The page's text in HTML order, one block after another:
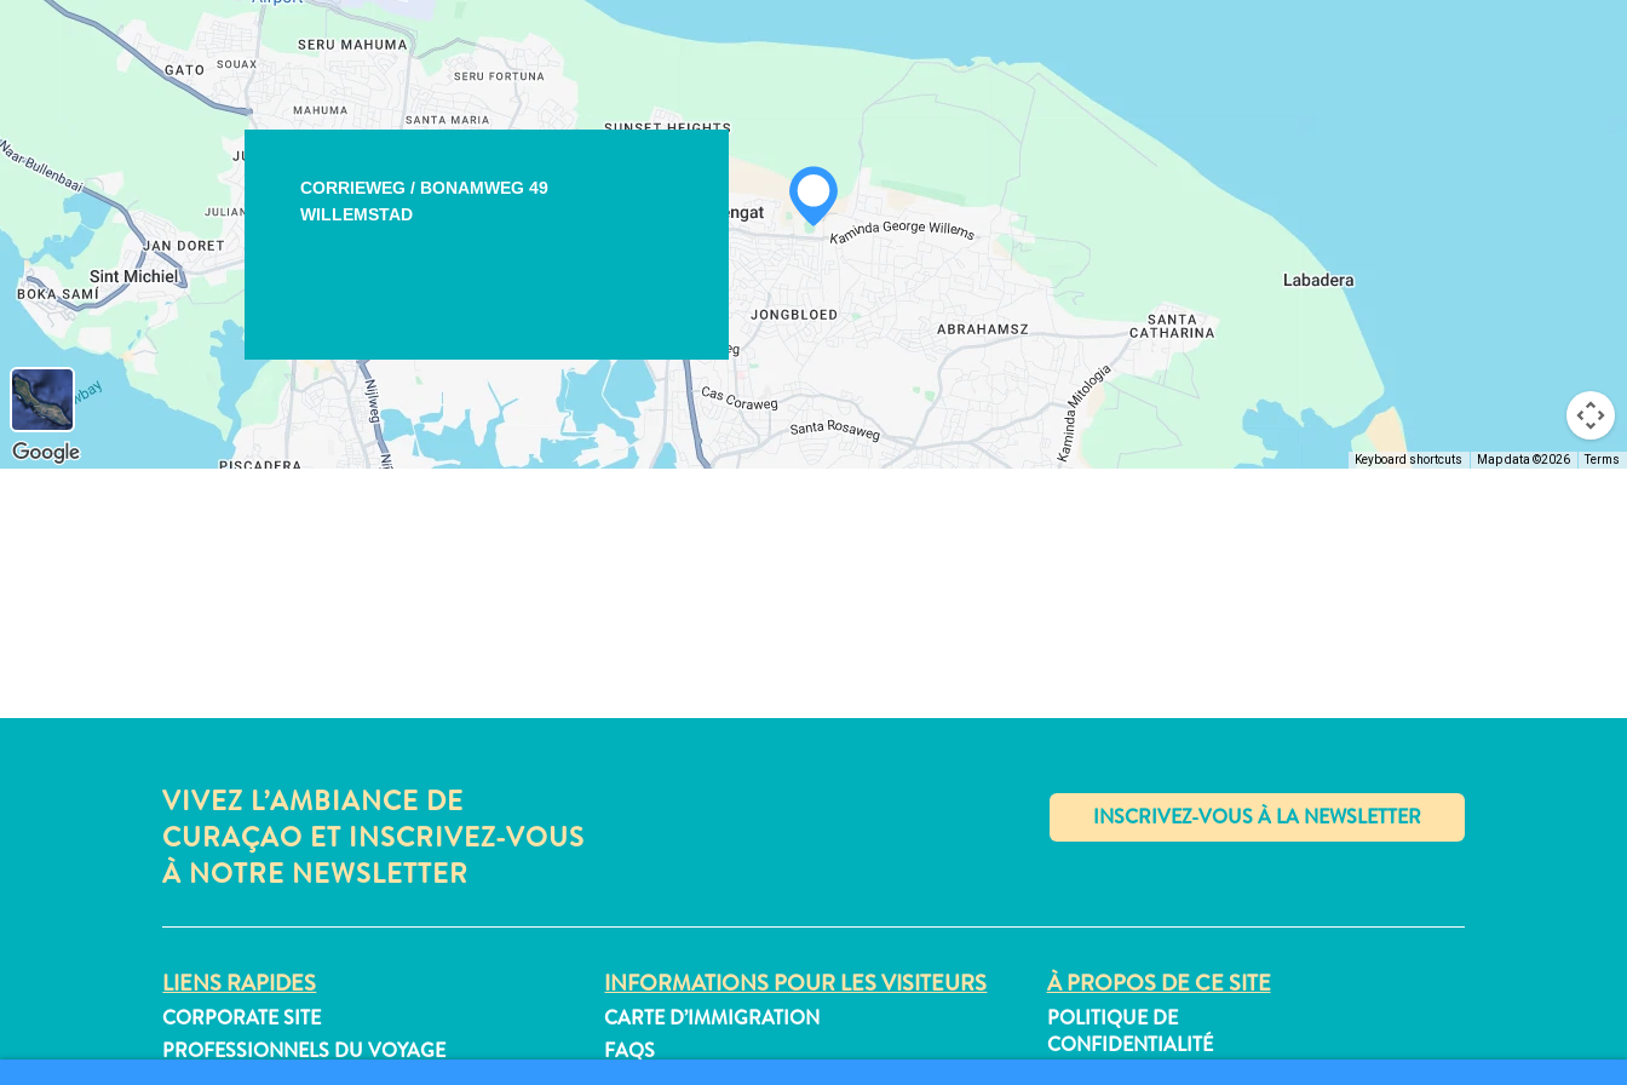
FACEBOOK
X
COURRIEL
CORRIEWEG / BONAMWEG 49
WILLEMSTAD
Keyboard shortcuts Map data ©2026 Terms
VIVEZ L’AMBIANCE DE
CURAÇAO ET INSCRIVEZ-VOUS
À NOTRE NEWSLETTER
✕
LIENS RAPIDES
CORPORATE SITE
PROFESSIONNELS DU VOYAGE
INFORMATIONS POUR LES VISITEURS
CARTE D’IMMIGRATION
FAQS
À PROPOS DE CE SITE
POLITIQUE DE
CONFIDENTIALITÉ
COPIER LE LIEN